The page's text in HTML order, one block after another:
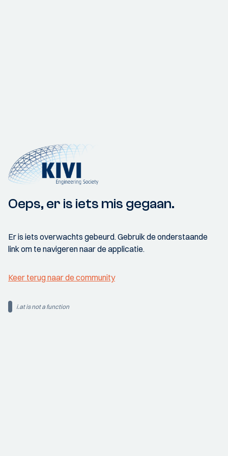
Oeps, er is iets mis gegaan.
Er is iets overwachts gebeurd. Gebruik de onderstaande
link om te navigeren naar de applicatie.
Keer terug naar de community
i.at is not a function